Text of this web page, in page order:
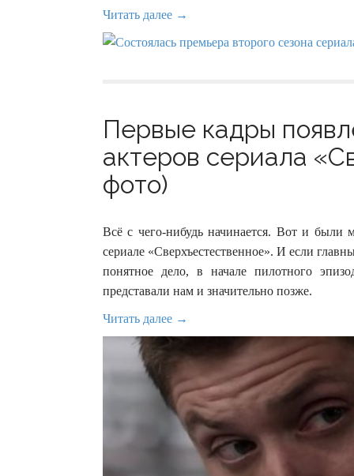
Читать далее →
Первые кадры
актеров сериала
фото)
Всё с чего-нибудь начинается. Вот и были
сериале «Сверхъестественное». И если
понятное дело, в начале пилотного
представали нам и значительно позже.
Читать далее →